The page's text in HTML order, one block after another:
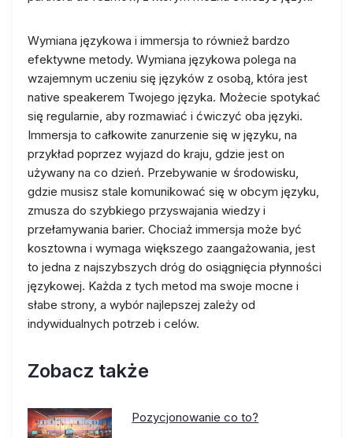
Wymiana językowa i immersja to również bardzo
efektywne metody. Wymiana językowa polega na
wzajemnym uczeniu się języków z osobą, która jest
native speakerem Twojego języka. Możecie spotykać
się regularnie, aby rozmawiać i ćwiczyć oba języki.
Immersja to całkowite zanurzenie się w języku, na
przykład poprzez wyjazd do kraju, gdzie jest on
używany na co dzień. Przebywanie w środowisku,
gdzie musisz stale komunikować się w obcym języku,
zmusza do szybkiego przyswajania wiedzy i
przełamywania barier. Chociaż immersja może być
kosztowna i wymaga większego zaangażowania, jest
to jedna z najszybszych dróg do osiągnięcia płynności
językowej. Każda z tych metod ma swoje mocne i
słabe strony, a wybór najlepszej zależy od
indywidualnych potrzeb i celów.
Zobacz także
Pozycjonowanie co to?